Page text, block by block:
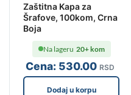
Zaštitna Kapa za
Šrafove, 100kom, Crna
Boja
Cena: 530.00 RSD
Na lageru 20+ kom
Dodaj u korpu